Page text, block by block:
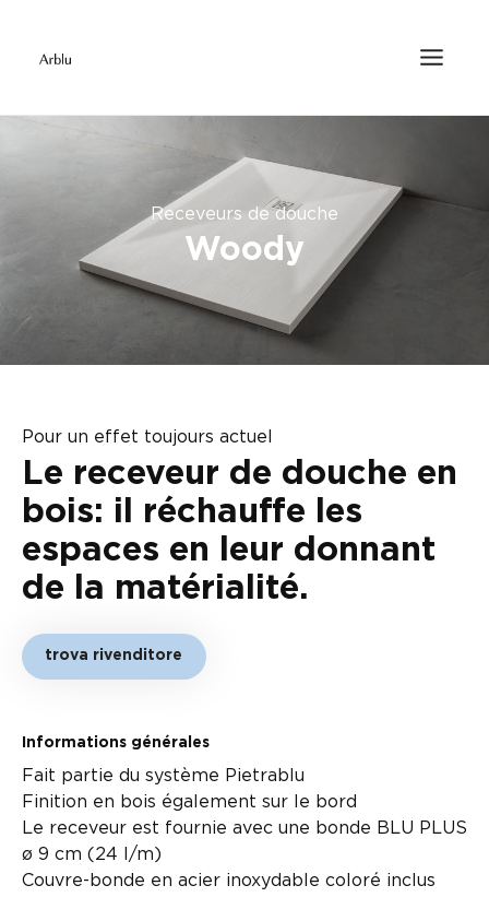
Receveurs de douche
Woody
Pour un effet toujours actuel
Le receveur de douche en
bois: il réchauffe les
espaces en leur donnant
de la matérialité.
trova rivenditore
Informations générales
Fait partie du système Pietrablu
Finition en bois également sur le bord
Le receveur est fournie avec une bonde BLU PLUS
ø 9 cm (24 l/m)
Couvre-bonde en acier inoxydable coloré inclus